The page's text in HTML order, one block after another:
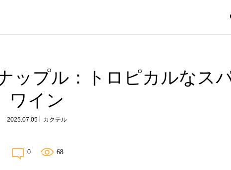
ップル：トロピカルなス
ワイン
2025.07.05 カクテル
0 68